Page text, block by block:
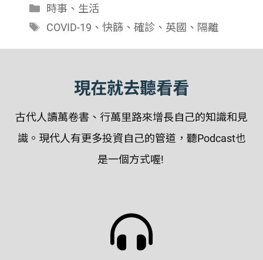
分
類
時事 、 生活
標
COVID-19 、 快篩、 確診 、 英國 、 隔離
現在就去聽看看
古代人讀萬卷書、行萬里路來增長自己的知識和見
識。現代人有更多投資自己的管道，聽Podcast也
是一個方式喔!